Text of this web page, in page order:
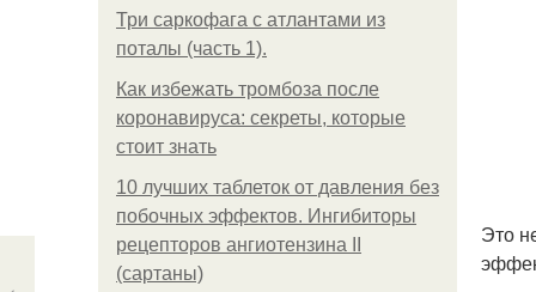
Три саркофага с атлантами из
поталы (часть 1).
Как избежать тромбоза после
коронавируса: секреты, которые
стоит знать
10 лучших таблеток от давления без
побочных эффектов. Ингибиторы
рецепторов ангиотензина ІІ
(сартаны)
Это